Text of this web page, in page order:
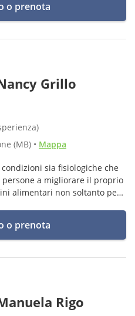
o prenota
Grillo
(MB) • Mappa
sia fisiologiche che
a migliorare il proprio
alimentari non soltanto per
o prenota
Rigo